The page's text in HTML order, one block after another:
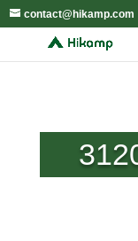
contact@hikamp.com